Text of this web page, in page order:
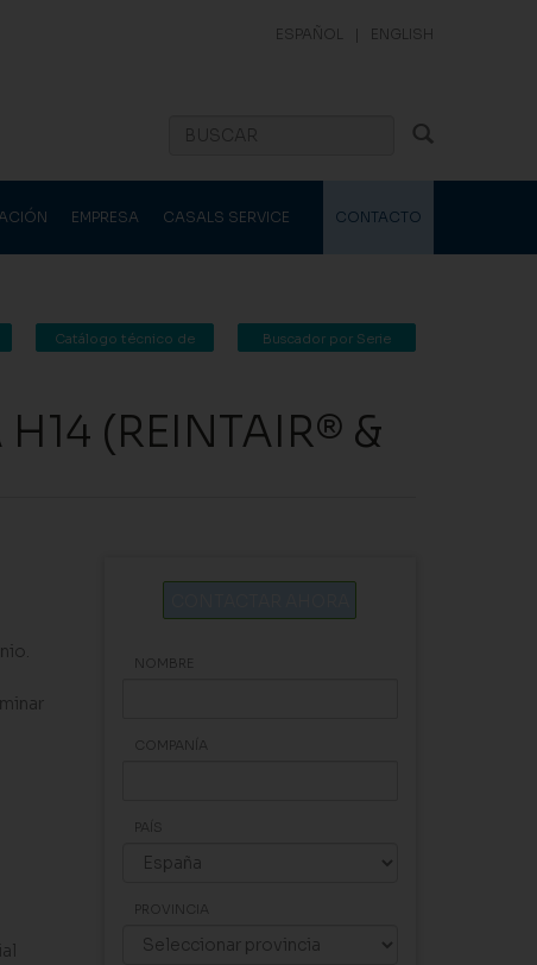
ESPAÑOL | ENGLISH
EMPRESA CASALS SERVICE CONTACTO
Buscador por Serie
Catálogo técnico de
H14 (REINTAIR® &
NOMBRE
COMPANÍA
PAÍS
PROVINCIA